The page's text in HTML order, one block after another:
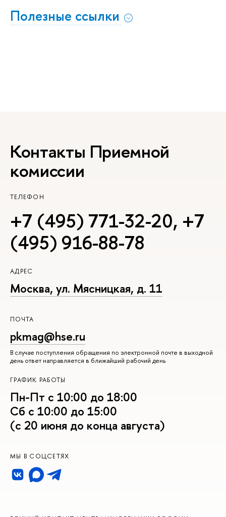
Полезные ссылки
Контакты Приемной
комиссии
ТЕЛЕФОН
+7 (495) 771-32-20, +7
(495) 916-88-78
АДРЕС
Москва, ул. Мясницкая, д. 11
ПОЧТА
pkmag@hse.ru
В случае поступления обращения по электронной почте в выходной
день ответ направляется в ближайший рабочий день
ГРАФИК РАБОТЫ
Пн-Пт с 10:00 до 18:00
Сб с 10:00 до 15:00
(с 20 июня до конца августа)
МЫ В СОЦСЕТЯХ